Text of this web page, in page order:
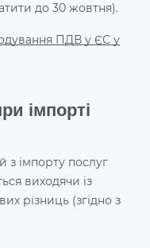
до 30 жовтня).
ПДВ у ЄС у
імпорті
з імпорту послуг
виходячи із
різниць (згідно з